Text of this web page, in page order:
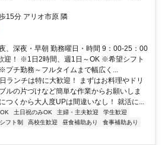
15分 アリオ市原 隣
、深夜・早朝 勤務曜日・時間 9：00-25：00
迎！ ※1日2時間、週1日～OK ※希望シフト
チ勤務～フルタイムまで幅広く...
ランチは特に大歓迎！ まずはお料理やドリ
ルの片づけなど簡単な作業からお願いしま
つくから大人度UPは間違いなし！ 就活に...
土日祝のみOK 主婦・主夫歓迎
学生歓迎
シフト制 高校生歓迎 昼食補助あり
食事補助あり